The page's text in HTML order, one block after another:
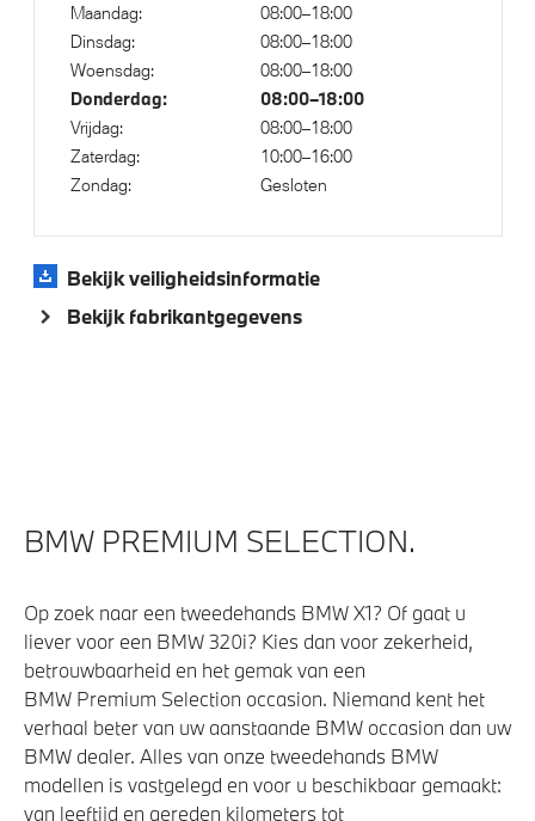
Maandag:
08:00–18:00
Dinsdag:
08:00–18:00
Woensdag:
08:00–18:00
Donderdag: 08:00–18:00
Vrijdag:
08:00–18:00
Zaterdag:
10:00–16:00
Zondag:
Gesloten
Bekijk veiligheidsinformatie
Bekijk fabrikantgegevens
BMW PREMIUM SELECTION.
Op zoek naar een tweedehands BMW X1? Of gaat u
liever voor een BMW 320i? Kies dan voor zekerheid,
betrouwbaarheid en het gemak van een
BMW Premium Selection occasion. Niemand kent het
verhaal beter van uw aanstaande BMW occasion dan uw
BMW dealer. Alles van onze tweedehands BMW
modellen is vastgelegd en voor u beschikbaar gemaakt:
van leeftijd en gereden kilometers tot